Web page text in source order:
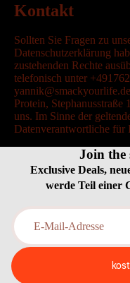
Kontakt
Sollten Sie Fragen zu
Datenschutzerklärung
zustehenden Rechte
telefonisch unter
Protein,
uns. Im Sinne der
Datenverantwortliche für
Join the
Exclusive Deals,
werde Teil einer